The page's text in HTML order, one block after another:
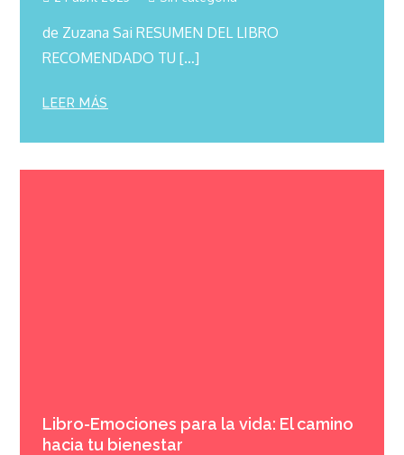
de Zuzana Sai RESUMEN DEL LIBRO
RECOMENDADO TU […]
LEER MÁS
Libro-Emociones para la vida: El camino
hacia tu bienestar